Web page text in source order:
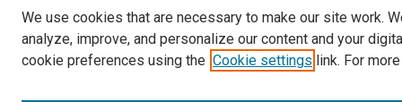
We use cookies that are necessary to make our site work.
analyze, improve, and personalize our content and your
cookie preferences using the Cookie settings link. For